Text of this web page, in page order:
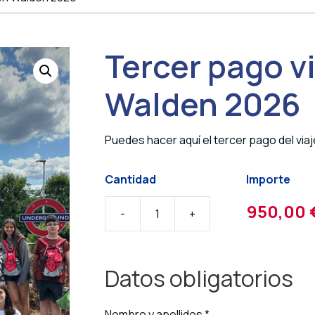
Tercer pago
Walden 2026
Puedes hacer aquí el tercer pago del
Datos obligatorios
950,00
-
a
Saffron
+